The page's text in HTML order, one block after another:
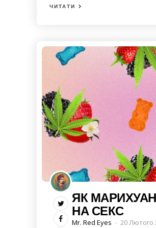
ЧИТАТИ
ЯК
НА СЕКС
Posted
Mr. Red Eyes 20 Лютого